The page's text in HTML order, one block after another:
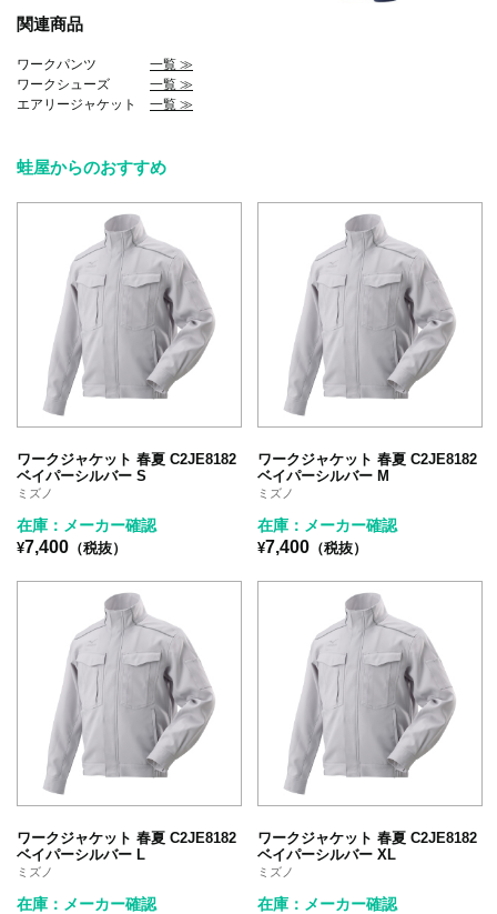
関連商品
ワークパンツ 一覧 ≫
ワークシューズ 一覧 ≫
エアリージャケット 一覧 ≫
蛙屋からのおすすめ
ワークジャケット 春夏 C2JE8182
ベイパーシルバー S
ミズノ
在庫：メーカー確認
¥7,400 （税抜）
ワークジャケット 春夏 C2JE8182
ベイパーシルバー M
ミズノ
在庫：メーカー確認
¥7,400 （税抜）
ワークジャケット 春夏 C2JE8182
ベイパーシルバー L
ミズノ
在庫：メーカー確認
ワークジャケット 春夏 C2JE8182
ベイパーシルバー XL
ミズノ
在庫：メーカー確認